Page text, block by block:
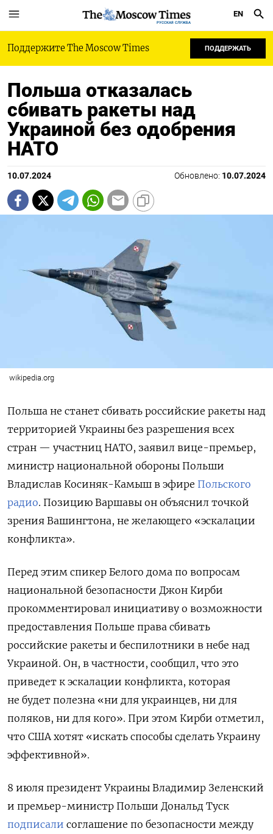
РУССКАЯ СЛУЖБА
EN
Поддержите The Moscow Times ПОДДЕРЖАТЬ
Польша отказалась
сбивать ракеты над
Украиной без одобрения
НАТО
10.07.2024 Обновлено: 10.07.2024
wikipedia.org
Польша не станет сбивать российские ракеты над
территорией Украины без разрешения всех
стран — участниц НАТО, заявил вице-премьер,
министр национальной обороны Польши
Владислав Косиняк-Камыш в эфире Польского
радио. Позицию Варшавы он объяснил точкой
зрения Вашингтона, не желающего «эскалации
конфликта».
Перед этим спикер Белого дома по вопросам
национальной безопасности Джон Кирби
прокомментировал инициативу о возможности
предоставления Польше права сбивать
российские ракеты и беспилотники в небе над
Украиной. Он, в частности, сообщил, что это
приведет к эскалации конфликта, которая
не будет полезна «ни для украинцев, ни для
поляков, ни для кого». При этом Кирби отметил,
что США хотят «искать способы сделать Украину
эффективной».
8 июля президент Украины Владимир Зеленский
и премьер-министр Польши Дональд Туск
подписали соглашение по безопасности между